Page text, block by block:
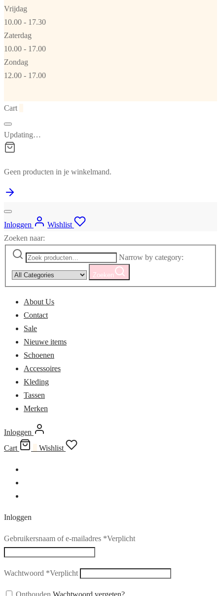
Vrijdag
10.00 - 17.30
Zaterdag
10.00 - 17.00
Zondag
12.00 - 17.00
Cart
Updating…
Geen producten in je winkelmand.
Inloggen
Wishlist
Zoeken naar:
Narrow by category:
Zoeken
About Us
Contact
Sale
Nieuwe items
Schoenen
Accessoires
Kleding
Tassen
Merken
Inloggen
Cart
Wishlist
Inloggen
Gebruikersnaam of e-mailadres *Verplicht
Wachtwoord *Verplicht